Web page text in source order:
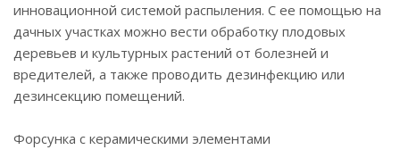
инновационной системой распыления. С ее помощью на
дачных участках можно вести обработку плодовых
деревьев и культурных растений от болезней и
вредителей, а также проводить дезинфекцию или
дезинсекцию помещений.
Форсунка с керамическими элементами